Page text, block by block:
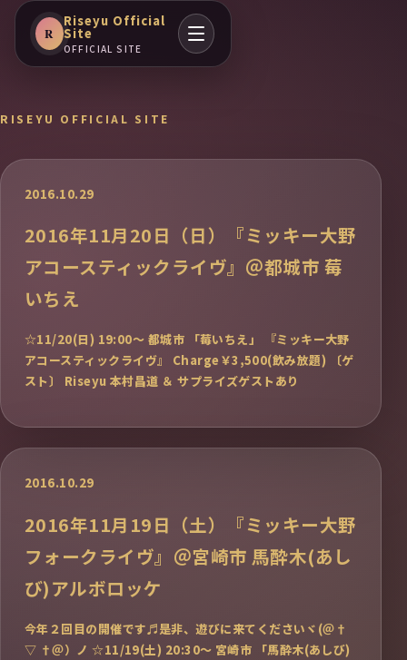
R
Riseyu Official
Site
OFFICIAL SITE
RISEYU OFFICIAL SITE
2016.10.29
2016年11月20日（日）『ミッキー大野
アコースティックライヴ』＠都城市 莓
いちえ
☆11/20(日) 19:00～ 都城市 「莓いちえ」 『ミッキー大野
アコースティックライヴ』 Charge￥3,500(飲み放題) 〔ゲ
スト〕 Riseyu 本村昌道 ＆ サプライズゲストあり
2016.10.29
2016年11月19日（土）『ミッキー大野
フォークライヴ』＠宮崎市 馬酔木(あし
び)アルボロッケ
今年２回目の開催です♬是非、遊びに来てくださいヾ(＠†
▽ †＠）ノ ☆11/19(土) 20:30～ 宮崎市 「馬酔木(あしび)